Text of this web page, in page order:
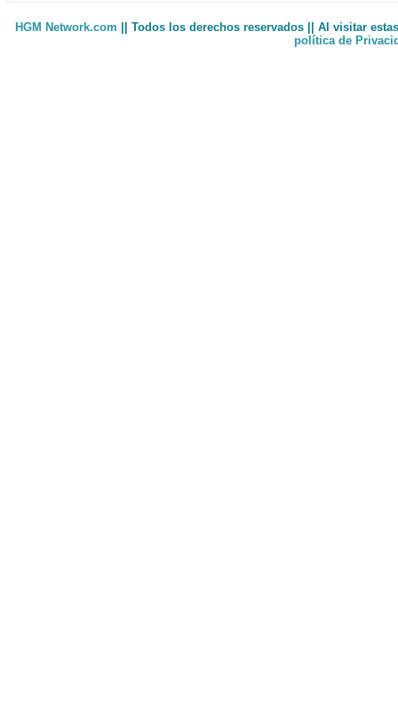
HGM Network.com || Todos los derechos reservados || Al visitar
política de